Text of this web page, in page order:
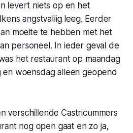
levert niets op en het
angstvallig leeg. Eerder
moeite te hebben met het
personeel. In ieder geval de
het restaurant op maandag
woensdag alleen geopend
verschillende Castricummers
nog open gaat en zo ja,